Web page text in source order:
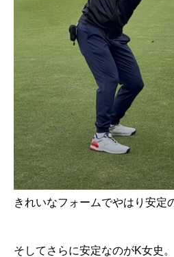
きれいなフォームでやはり安定
そしてさらに安定なのがK女史。